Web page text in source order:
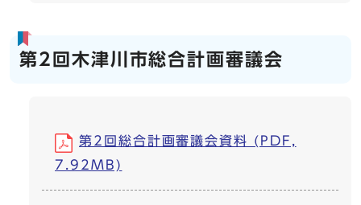
第2回木津川市総合計画審議会
第2回総合計画審議会資料 (PDF,
7.92MB)